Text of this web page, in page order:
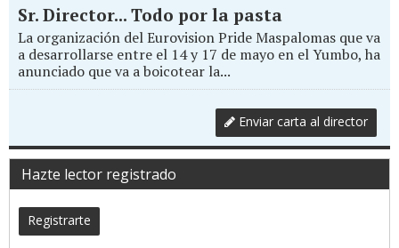
Sr. Director... Todo por la pasta
La organización del Eurovision Pride Maspalomas que va
a desarrollarse entre el 14 y 17 de mayo en el Yumbo, ha
anunciado que va a boicotear la...
Enviar carta al director
Hazte lector registrado
Registrarte